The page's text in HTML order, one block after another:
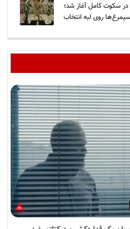
در سکوت کامل آغاز شد؛
سیمرغ‌ها روی لبه انتخاب